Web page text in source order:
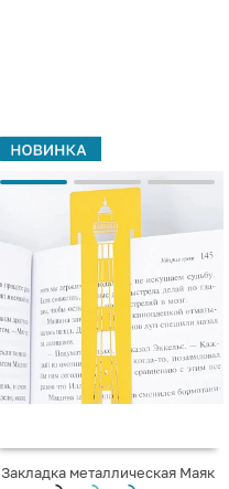
Закладка металлическая Маяк